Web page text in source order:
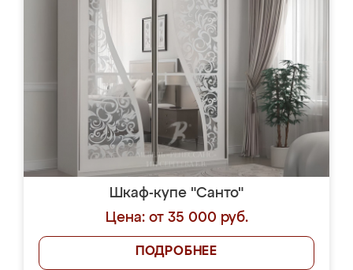
Шкаф-купе "Санто"
Цена: от 35 000 руб.
ПОДРОБНЕЕ